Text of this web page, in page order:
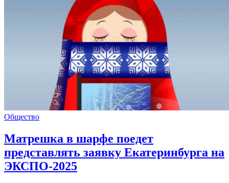
Общество
Матрешка в шарфе поедет
представлять заявку Екатеринбурга на
ЭКСПО-2025